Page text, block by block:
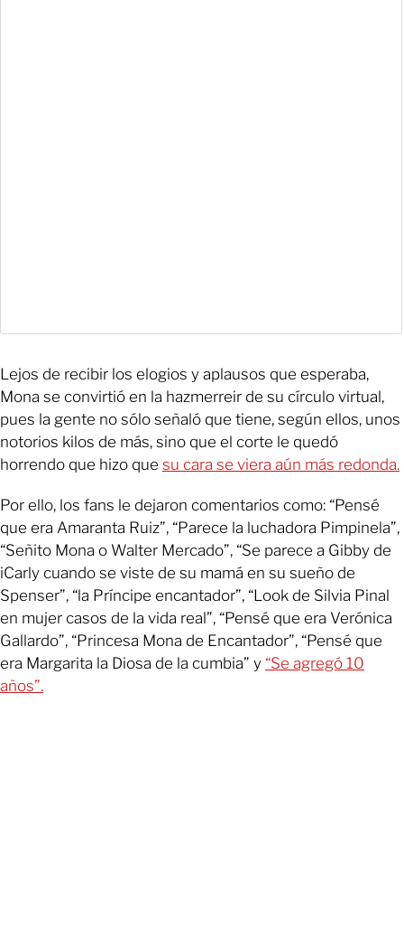
Lejos de recibir los elogios y aplausos que esperaba,
Mona se convirtió en la hazmerreir de su círculo virtual,
pues la gente no sólo señaló que tiene, según ellos, unos
notorios kilos de más, sino que el corte le quedó
horrendo que hizo que su cara se viera aún más redonda.
Por ello, los fans le dejaron comentarios como: “Pensé
que era Amaranta Ruiz”, “Parece la luchadora Pimpinela”,
“Señito Mona o Walter Mercado”, “Se parece a Gibby de
iCarly cuando se viste de su mamá en su sueño de
Spenser”, “la Príncipe encantador”, “Look de Silvia Pinal
en mujer casos de la vida real”, “Pensé que era Verónica
Gallardo”, “Princesa Mona de Encantador”, “Pensé que
era Margarita la Diosa de la cumbia” y “Se agregó 10
años”.